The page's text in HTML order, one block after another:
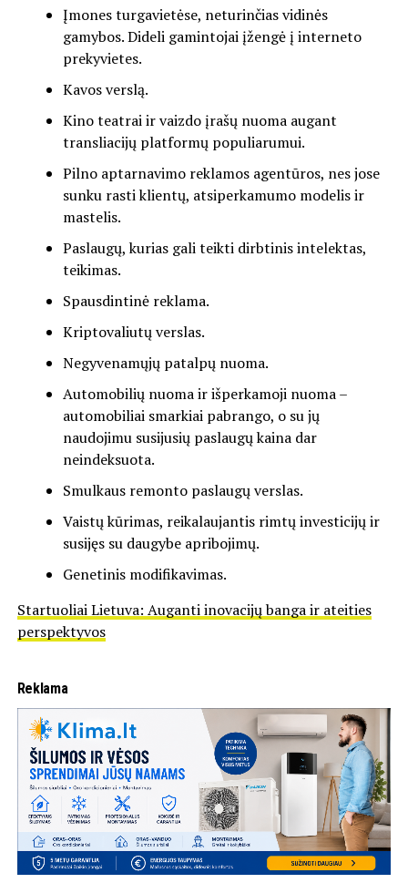
Įmones turgavietėse, neturinčias vidinės
gamybos. Dideli gamintojai įžengė į interneto
prekyvietes.
Kavos verslą.
Kino teatrai ir vaizdo įrašų nuoma augant
transliacijų platformų populiarumui.
Pilno aptarnavimo reklamos agentūros, nes jose
sunku rasti klientų, atsiperkamumo modelis ir
mastelis.
Paslaugų, kurias gali teikti dirbtinis intelektas,
teikimas.
Spausdintinė reklama.
Kriptovaliutų verslas.
Negyvenamųjų patalpų nuoma.
Automobilių nuoma ir išperkamoji nuoma –
automobiliai smarkiai pabrango, o su jų
naudojimu susijusių paslaugų kaina dar
neindeksuota.
Smulkaus remonto paslaugų verslas.
Vaistų kūrimas, reikalaujantis rimtų investicijų ir
susijęs su daugybe apribojimų.
Genetinis modifikavimas.
Startuoliai Lietuva: Auganti inovacijų banga ir ateities
perspektyvos
Reklama